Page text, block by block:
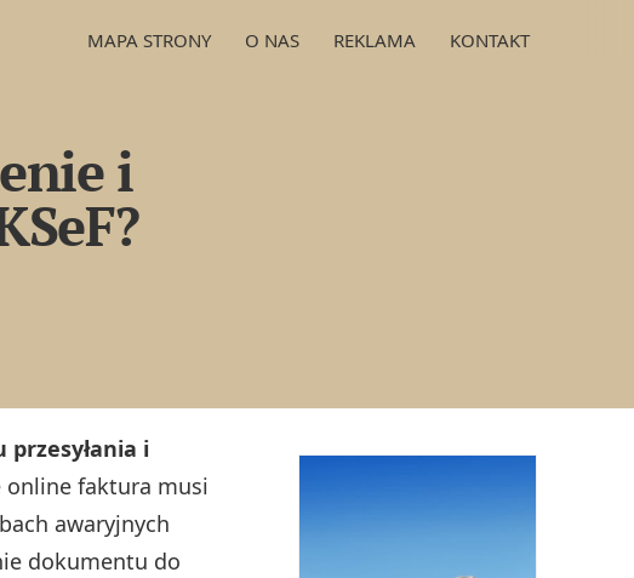
MAPA STRONY O NAS REKLAMA KONTAKT
i
i
faktura musi
awaryjnych
dokumentu do